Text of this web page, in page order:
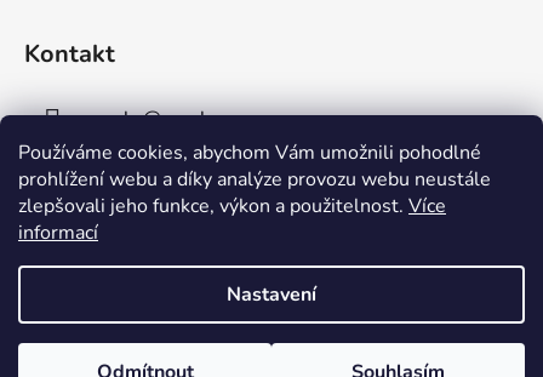
Používáme cookies, abychom Vám umožnili pohodlné
prohlížení webu a díky analýze provozu webu neustále
zlepšovali jeho funkce, výkon a použitelnost. Více
informací
Nastavení
Kontakt
sperky@sperky-nm.cz
+420 737 11 00 33
Vytvořil Shoptet